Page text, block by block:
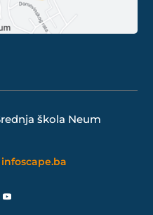
škola Neum
infoscape.ba